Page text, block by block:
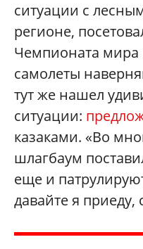
ситуации с
регионе,
Чемпионата мира
самолеты
тут же нашел
ситуации:
казаками. «Во
шлагбаум
еще и
давайте я